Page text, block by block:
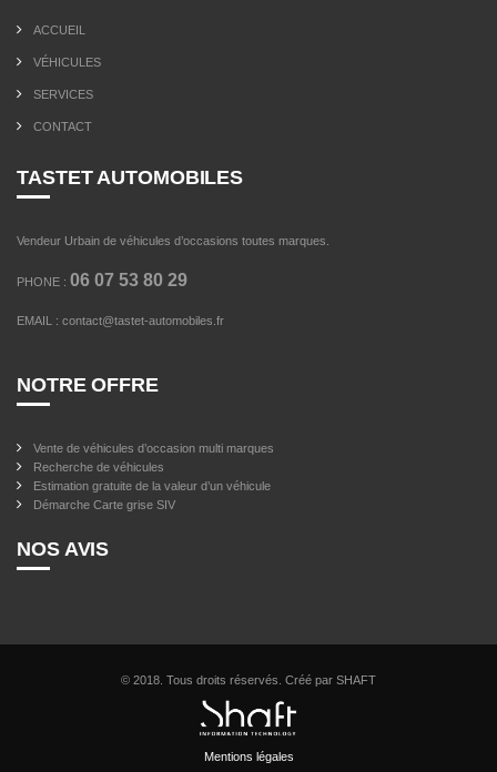
ACCUEIL
VÉHICULES
SERVICES
CONTACT
TASTET AUTOMOBILES
Vendeur Urbain de véhicules d’occasions toutes marques.
PHONE : 06 07 53 80 29
EMAIL : contact@tastet-automobiles.fr
NOTRE OFFRE
Vente de véhicules d’occasion multi marques
Recherche de véhicules
Estimation gratuite de la valeur d’un véhicule
Démarche Carte grise SIV
NOS AVIS
© 2018. Tous droits réservés. Créé par SHAFT
Mentions légales